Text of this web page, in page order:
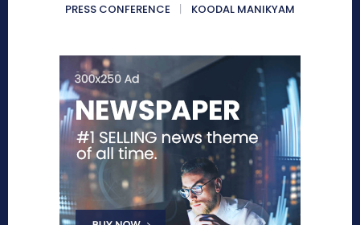
PRESS CONFERENCE
KOODAL MANIKYAM